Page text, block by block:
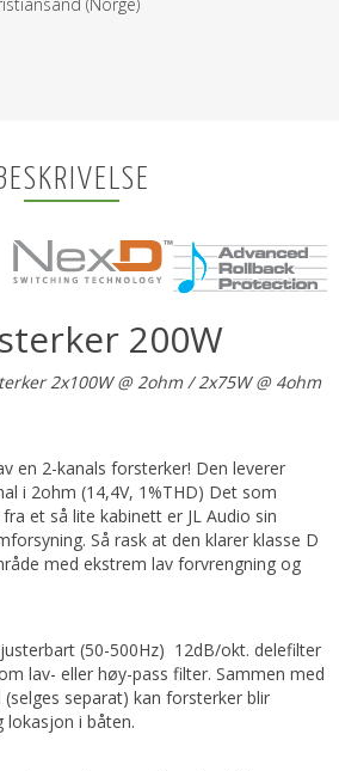
200W
2x100W @ 2ohm / 2x75W @ 4ohm
en 2-kanals forsterker! Den leverer
i 2ohm (14,4V, 1%THD) Det som
et så lite kabinett er JL Audio sin
Så rask at den klarer klasse D
med ekstrem lav forvrengning og
(50-500Hz) 12dB/okt. delefilter
lav- eller høy-pass filter. Sammen med
separat) kan forsterker blir
lokasjon i båten.